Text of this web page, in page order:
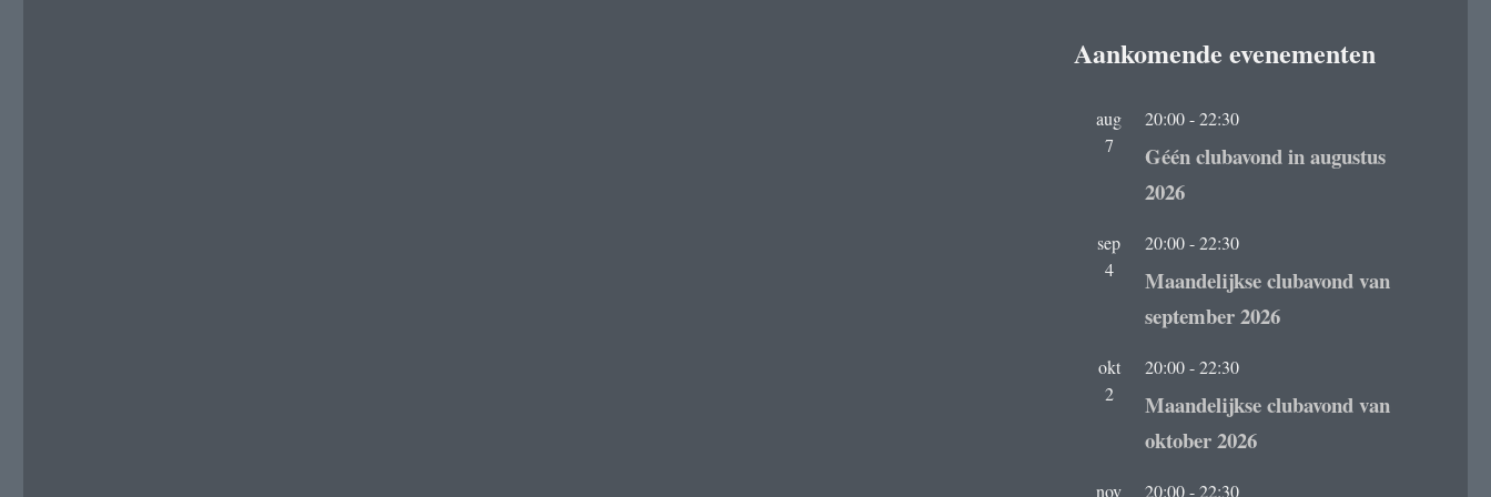
Aankomende evenementen
aug
7
20:00-22:30
Géén clubavond in augustus
2026
sep
4
20:00-22:30
Maandelijkse clubavond van
september 2026
okt
2
20:00-22:30
Maandelijkse clubavond van
oktober 2026
nov 20:00-22:30